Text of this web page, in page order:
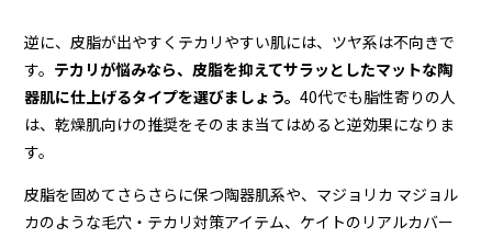
逆に、皮脂が出やすくテカリやすい肌には、ツヤ系は不向きで
す。 テカリが悩みなら、皮脂を抑えてサラッとしたマットな陶
器肌に仕上げるタイプを選びましょう。40代でも脂性寄りの人
は、乾燥肌向けの推奨をそのまま当てはめると逆効果になりま
す。
皮脂を固めてさらさらに保つ陶器肌系や、マジョリカ マジョル
カのような毛穴・テカリ対策アイテム、ケイトのリアルカバー